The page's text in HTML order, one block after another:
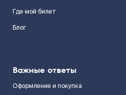
Где мой билет
Блог
Важные ответы
Оформление и покупка